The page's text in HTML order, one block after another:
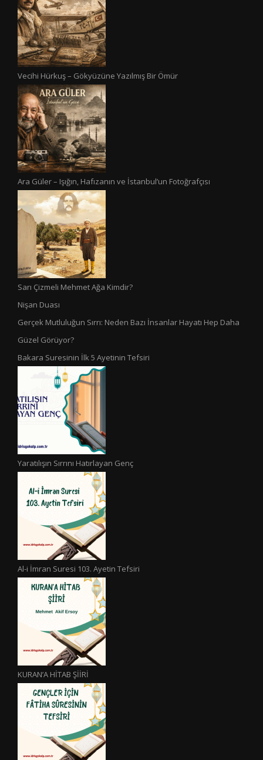
Vecihi Hürkuş – Gökyüzüne Yazılmış Bir Ömür
Ara Güler – Işığın, Hafızanın ve İstanbul’un Fotoğrafçısı
Sarı Çizmeli Mehmet Ağa Kimdir?
Nişan Duası
Gerçek Mutluluğun Sırrı: Neden Bazı İnsanlar Hayatı Hep Daha
Güzel Görüyor?
Bakara Suresinin İlk 5 Ayetinin Tefsiri
Yaratılışın Sırrını Hatırlayan Genç
Al-i İmran Suresi 103. Ayetin Tefsiri
KURAN’A HİTAB ŞİİRİ